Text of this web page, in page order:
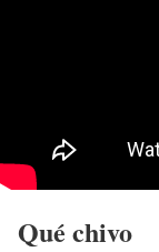
Qué chivo